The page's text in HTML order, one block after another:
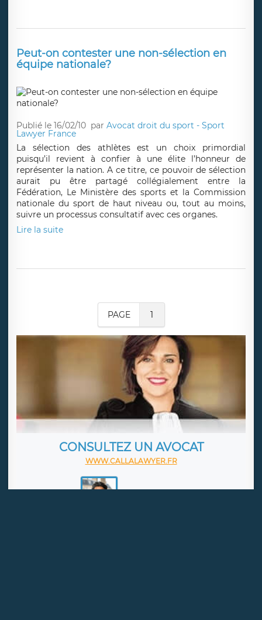
Peut-on contester une non-sélection en
équipe nationale?
Publié le 16/02/10 parAvocat droit du sport - Sport
Lawyer France
La sélection des athlètes est un choix primordial
puisqu’il revient à confier à une élite l’honneur de
représenter la nation. A ce titre, ce pouvoir de sélection
aurait pu être partagé collégialement entre la
Fédération, Le Ministère des sports et la Commission
nationale du sport de haut niveau ou, tout au moins,
suivre un processus consultatif avec ces organes.
Lire la suite
PAGE 1
CONSULTEZ UN AVOCAT
WWW.CALLALAWYER.FR